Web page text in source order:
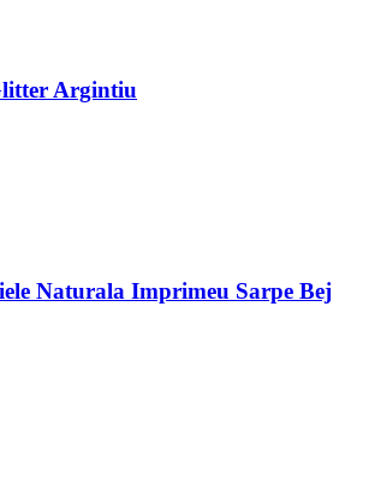
Argintiu
Naturala Imprimeu Sarpe Bej